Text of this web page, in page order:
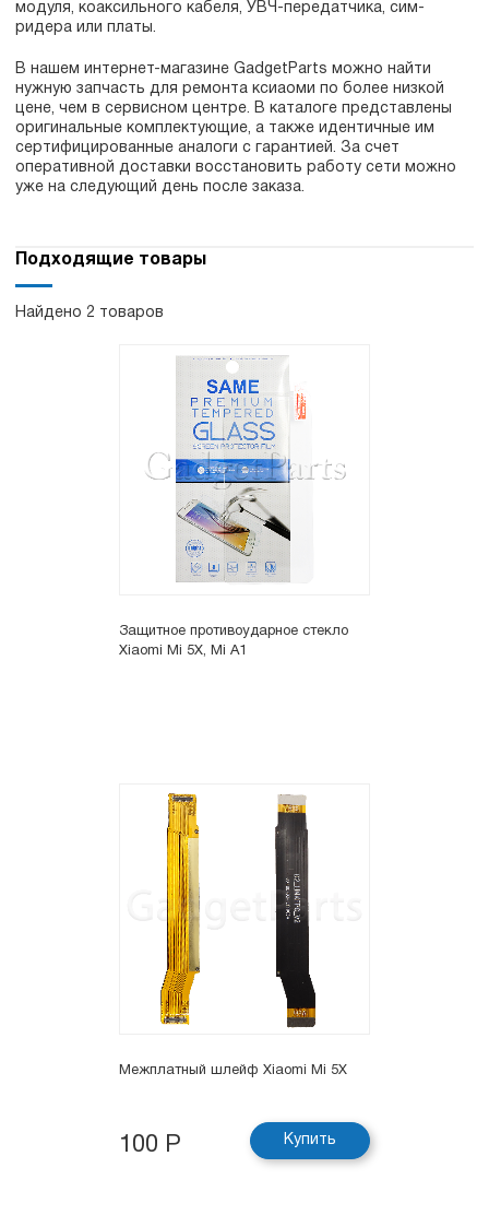
модуля, коаксильного кабеля, УВЧ-передатчика, сим-
ридера или платы.
В нашем интернет-магазине GadgetParts можно найти
нужную запчасть для ремонта ксиаоми по более низкой
цене, чем в сервисном центре. В каталоге представлены
оригинальные комплектующие, а также идентичные им
сертифицированные аналоги с гарантией. За счет
оперативной доставки восстановить работу сети можно
уже на следующий день после заказа.
Подходящие товары
Найдено 2 товаров
Защитное противоударное стекло
Xiaomi Mi 5X, Mi A1
Межплатный шлейф Xiaomi Mi 5X
100 Р Купить